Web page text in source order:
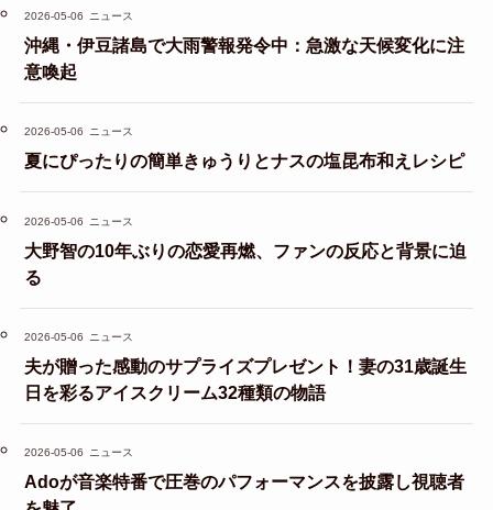
2026-05-06 ニュース
沖縄・伊豆諸島で大雨警報発令中：急激な天候変化に注
意喚起
2026-05-06 ニュース
夏にぴったりの簡単きゅうりとナスの塩昆布和えレシピ
2026-05-06 ニュース
大野智の10年ぶりの恋愛再燃、ファンの反応と背景に迫
る
2026-05-06 ニュース
夫が贈った感動のサプライズプレゼント！妻の31歳誕生
日を彩るアイスクリーム32種類の物語
2026-05-06 ニュース
Adoが音楽特番で圧巻のパフォーマンスを披露し視聴者